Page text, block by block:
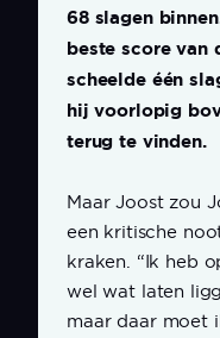
68 slagen
beste score van
scheelde één
hij voorlopig
terug te vinden.
Maar Joost zou
een kritische
kraken. “Ik heb
wel wat laten
maar daar moet